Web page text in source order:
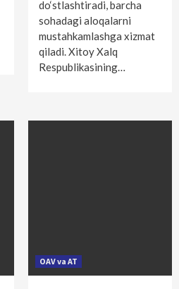
do‘stlashtiradi, barcha
sohadagi aloqalarni
mustahkamlashga xizmat
qiladi. Xitoy Xalq
Respublikasining…
OAV va AT